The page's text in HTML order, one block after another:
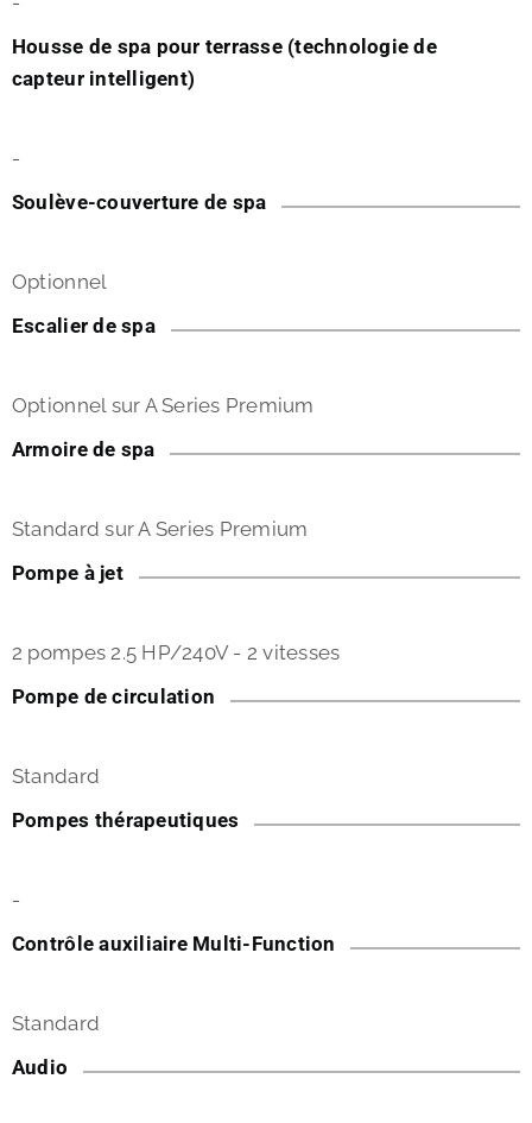
Housse de spa pour terrasse (technologie de
capteur intelligent)
-
Soulève-couverture de spa
Optionnel
Escalier de spa
Optionnel sur A Series Premium
Armoire de spa
Standard sur A Series Premium
Pompe à jet
2 pompes 2.5 HP/240V - 2 vitesses
Pompe de circulation
Standard
Pompes thérapeutiques
-
Contrôle auxiliaire Multi-Function
Standard
Audio